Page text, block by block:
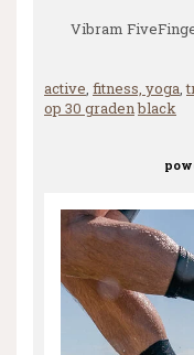
Vibram
active, fitness, yoga,
op 30 gradenblack